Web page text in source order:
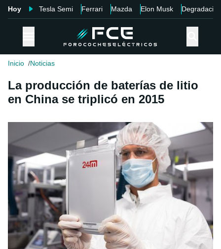
Hoy Tesla Semi Ferrari Mazda Elon Musk Degradación
Inicio Noticias
La producción de baterías de litio
en China se triplicó en 2015